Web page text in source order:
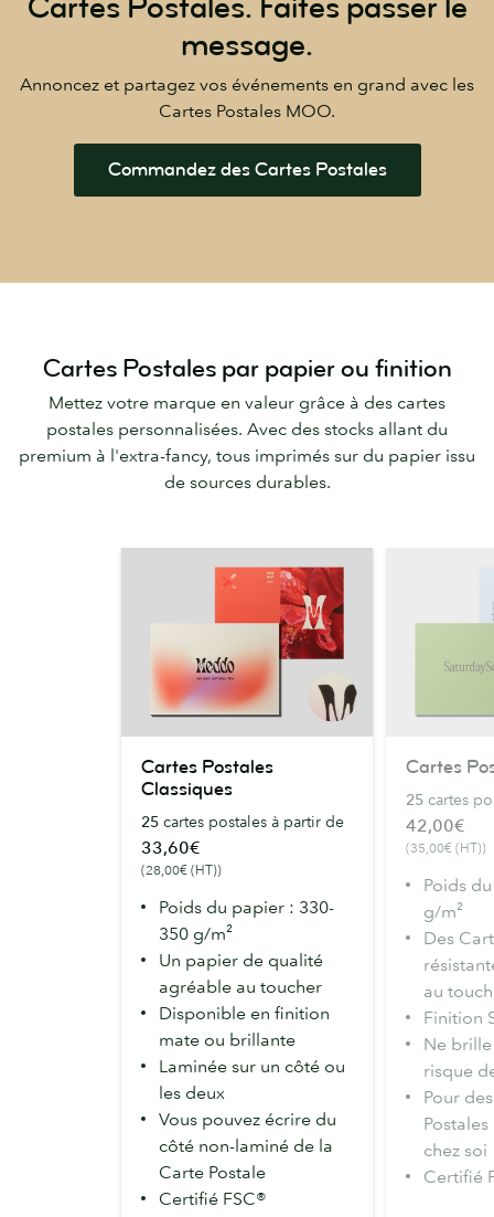
message.
Annoncez et partagez vos événements en grand avec les
Cartes Postales MOO.
Commandez des Cartes Postales
Cartes Postales par papier ou finition
Mettez votre marque en valeur grâce à des cartes
postales personnalisées. Avec des stocks allant du
premium à l'extra-fancy, tous imprimés sur du papier issu
de sources durables.
Postales
Classiques
Cartes Postales
Classiques
25 cartes postales à partir de
33,60€
(28,00€ (HT))
Poids du papier : 330-
350 g/m²
Un papier de qualité
agréable au toucher
Disponible en finition
mate ou brillante
Laminée sur un côté ou
les deux
Vous pouvez écrire du
côté non-laminé de la
Carte Postale
Certifié FSC®
Postales
Supra
Cartes
25 cartes
42,00€
(35,00€ (HT))
Poids
g/m²
Des
au
Finition
Ne brille
risque
Pour
chez soi
Certifié